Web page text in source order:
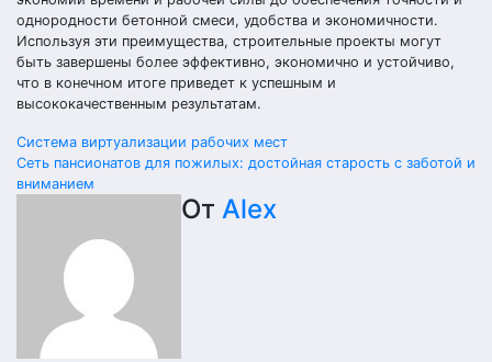
однородности бетонной смеси, удобства и экономичности.
Используя эти преимущества, строительные проекты могут
быть завершены более эффективно, экономично и устойчиво,
что в конечном итоге приведет к успешным и
высококачественным результатам.
Навигация
по
записям
Система виртуализации рабочих мест
Сеть пансионатов для пожилых: достойная старость с заботой и
вниманием
От Alex